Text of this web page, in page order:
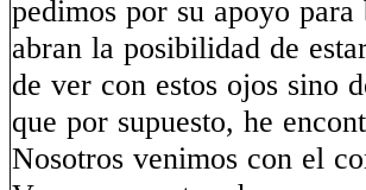
pedimos por su apoyo
abran la posibilidad de
de ver con estos ojos sino
que por supuesto, he
Nosotros venimos con el